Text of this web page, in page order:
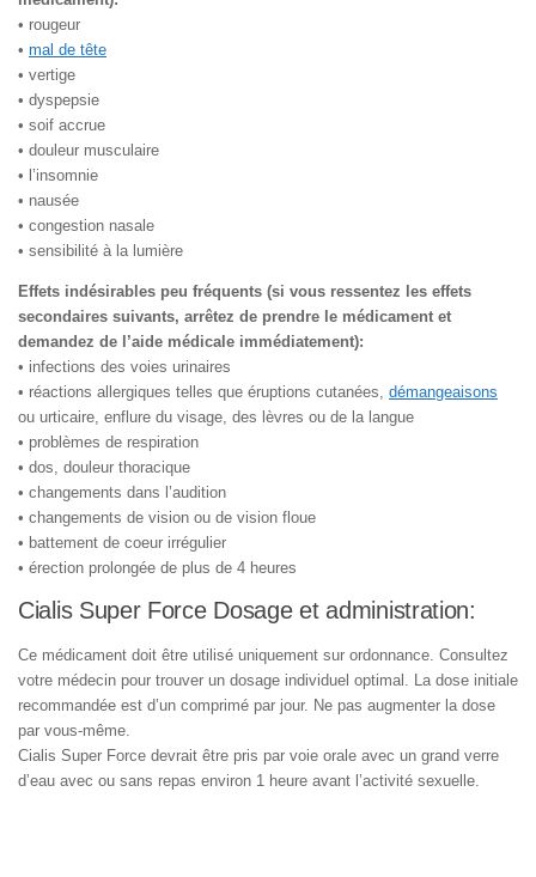
• rougeur
• mal de tête
• vertige
• dyspepsie
• soif accrue
• douleur musculaire
• l’insomnie
• nausée
• congestion nasale
• sensibilité à la lumière
Effets indésirables peu fréquents (si vous ressentez les effets
secondaires suivants, arrêtez de prendre le médicament et
demandez de l’aide médicale immédiatement):
• infections des voies urinaires
• réactions allergiques telles que éruptions cutanées, démangeaisons
ou urticaire, enflure du visage, des lèvres ou de la langue
• problèmes de respiration
• dos, douleur thoracique
• changements dans l’audition
• changements de vision ou de vision floue
• battement de coeur irrégulier
• érection prolongée de plus de 4 heures
Cialis Super Force Dosage et administration:
Ce médicament doit être utilisé uniquement sur ordonnance. Consultez
votre médecin pour trouver un dosage individuel optimal. La dose initiale
recommandée est d’un comprimé par jour. Ne pas augmenter la dose
par vous-même.
Cialis Super Force devrait être pris par voie orale avec un grand verre
d’eau avec ou sans repas environ 1 heure avant l’activité sexuelle.